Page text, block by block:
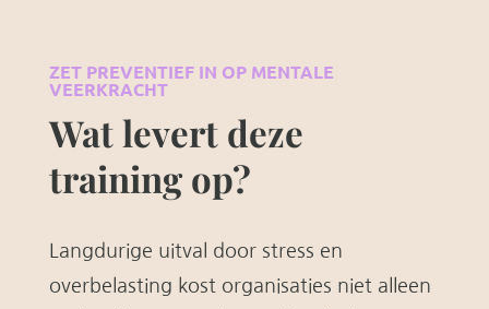
ZET PREVENTIEF IN OP MENTALE
VEERKRACHT
Wat levert deze
training op?
Langdurige uitval door stress en
overbelasting kost organisaties niet alleen